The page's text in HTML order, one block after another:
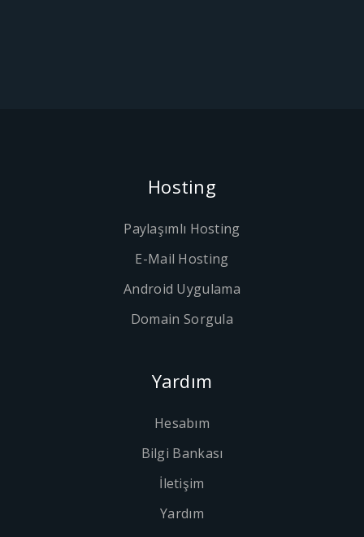
Hosting
Paylaşımlı Hosting
E-Mail Hosting
Android Uygulama
Domain Sorgula
Yardım
Hesabım
Bilgi Bankası
İletişim
Yardım